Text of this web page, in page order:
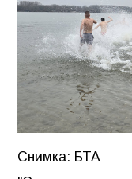
Снимка: БТА